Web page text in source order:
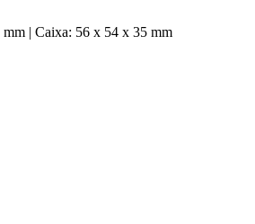
mm | Caixa: 56 x 54 x 35 mm